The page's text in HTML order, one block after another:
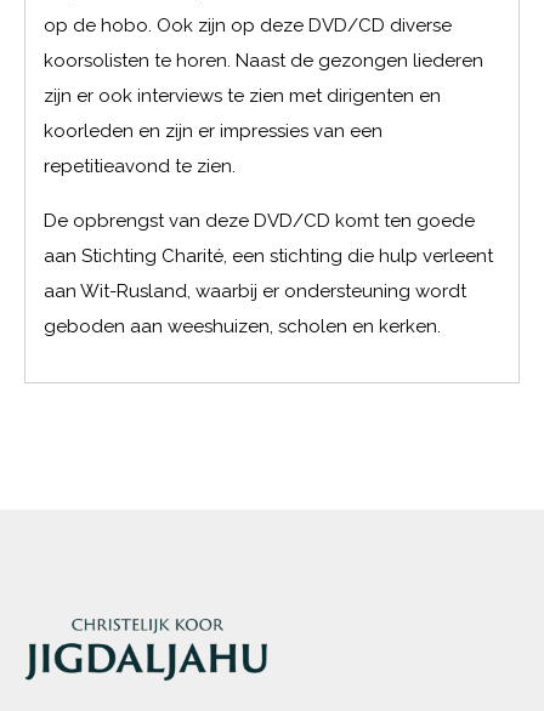
op de hobo. Ook zijn op deze DVD/CD diverse
koorsolisten te horen. Naast de gezongen liederen
zijn er ook interviews te zien met dirigenten en
koorleden en zijn er impressies van een
repetitieavond te zien.
De opbrengst van deze DVD/CD komt ten goede
aan Stichting Charité, een stichting die hulp verleent
aan Wit-Rusland, waarbij er ondersteuning wordt
geboden aan weeshuizen, scholen en kerken.